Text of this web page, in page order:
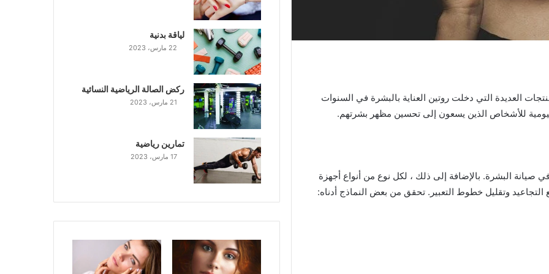
العديدة التي دخلت روتين العناية بالبشرة في السنوات
للأشخاص الذين يسعون إلى تحسين مظهر بشرتهم.
صيانة البشرة. بالإضافة إلى ذلك ، لكل نوع من أنواع أجهزة
وتقليل خطوط التعبير. تحقق من بعض النماذج أدناه:
لياقة بدنية
22 مارس، 2023
ركض الصالة الرياضية النسائية
21 مارس، 2023
تمارين رياضية
17 مارس، 2023